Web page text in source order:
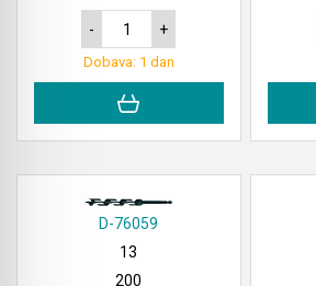
- +
Dobava: 1 dan
D-76059
13
200